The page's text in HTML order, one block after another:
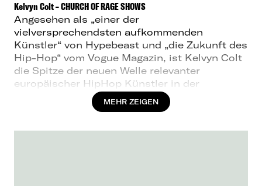
Kelvyn Colt – CHURCH OF RAGE SHOWS
Angesehen als „einer der
vielversprechendsten aufkommenden
Künstler“ von Hypebeast und „die Zukunft des
Hip-Hop“ vom Vogue Magazin, ist Kelvyn Colt
die Spitze der neuen Welle relevanter
europäischer HipHop Künstler in der
internationalen Musikszene. 2019 fing Kelvyn
Colt an, sich in der Szene einen Namen zu
MEHR ZEIGEN